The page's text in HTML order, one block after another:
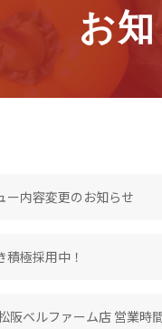
お
ー内容変更のお知らせ
極採用中！
阪ベルファーム店 営業時